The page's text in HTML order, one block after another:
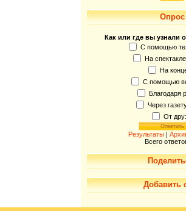
Опрос
Как или где вы узнали
С помощью
На
На
С помощью
Благодаря
Через
От
Результаты |
Всего
Добавить